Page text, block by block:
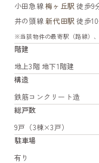
小田急線梅ヶ丘駅 徒歩9
井の頭線新代田駅 徒歩
※当該物件の最寄駅（路線）
階建
地上3階 地下1階建
構造
鉄筋コンクリート造
総戸数
9戸（3棟×3戸）
駐車場
有り